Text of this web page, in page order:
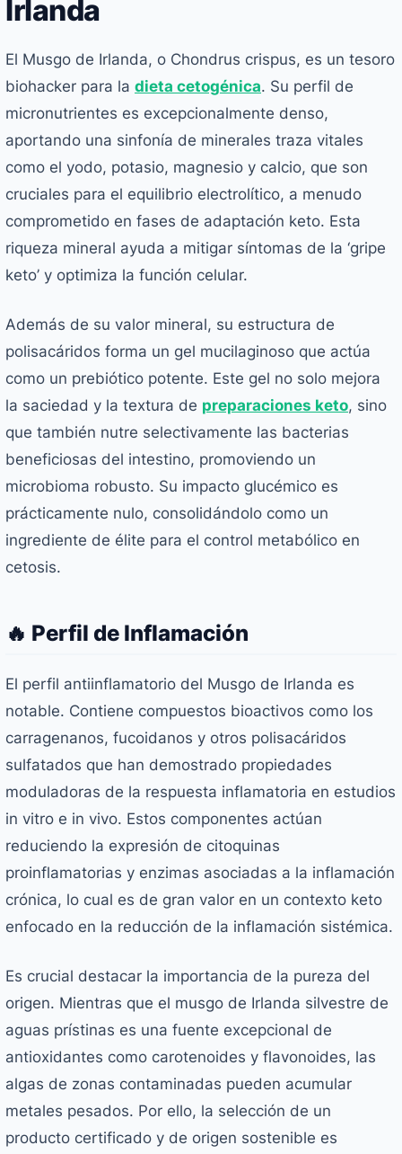
Irlanda
El Musgo de Irlanda, o Chondrus crispus, es un tesoro
biohacker para la dieta cetogénica. Su perfil de
micronutrientes es excepcionalmente denso,
aportando una sinfonía de minerales traza vitales
como el yodo, potasio, magnesio y calcio, que son
cruciales para el equilibrio electrolítico, a menudo
comprometido en fases de adaptación keto. Esta
riqueza mineral ayuda a mitigar síntomas de la ‘gripe
keto’ y optimiza la función celular.
Además de su valor mineral, su estructura de
polisacáridos forma un gel mucilaginoso que actúa
como un prebiótico potente. Este gel no solo mejora
la saciedad y la textura de preparaciones keto, sino
que también nutre selectivamente las bacterias
beneficiosas del intestino, promoviendo un
microbioma robusto. Su impacto glucémico es
prácticamente nulo, consolidándolo como un
ingrediente de élite para el control metabólico en
cetosis.
🔥 Perfil de Inflamación
El perfil antiinflamatorio del Musgo de Irlanda es
notable. Contiene compuestos bioactivos como los
carragenanos, fucoidanos y otros polisacáridos
sulfatados que han demostrado propiedades
moduladoras de la respuesta inflamatoria en estudios
in vitro e in vivo. Estos componentes actúan
reduciendo la expresión de citoquinas
proinflamatorias y enzimas asociadas a la inflamación
crónica, lo cual es de gran valor en un contexto keto
enfocado en la reducción de la inflamación sistémica.
Es crucial destacar la importancia de la pureza del
origen. Mientras que el musgo de Irlanda silvestre de
aguas prístinas es una fuente excepcional de
antioxidantes como carotenoides y flavonoides, las
algas de zonas contaminadas pueden acumular
metales pesados. Por ello, la selección de un
producto certificado y de origen sostenible es